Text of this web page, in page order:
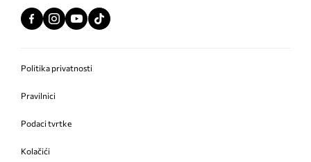
Politika privatnosti
Pravilnici
Podaci tvrtke
Kolačići